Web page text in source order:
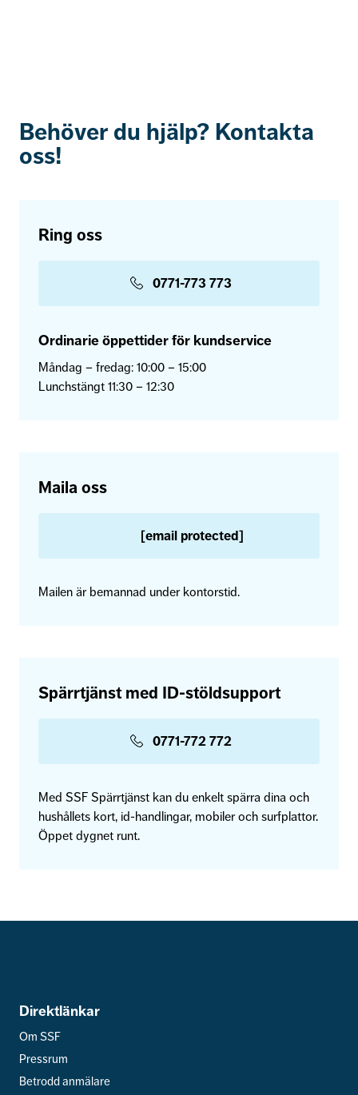
Behöver du hjälp? Kontakta
oss!
Ring oss
0771-773 773
Ordinarie öppettider för kundservice
Måndag – fredag: 10:00 – 15:00
Lunchstängt 11:30 – 12:30
Maila oss
[email protected]
Mailen är bemannad under kontorstid.
Spärrtjänst med ID-stöldsupport
0771-772 772
Med SSF Spärrtjänst kan du enkelt spärra dina och
hushållets kort, id-handlingar, mobiler och surfplattor.
Öppet dygnet runt.
Direktlänkar
Om SSF
Pressrum
Betrodd anmälare